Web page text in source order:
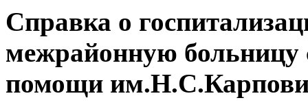
Справка о
межрайонную больницу
помощи